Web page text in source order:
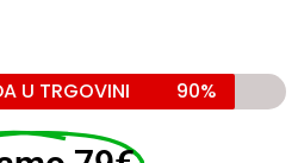
U TRGOVINI 90%